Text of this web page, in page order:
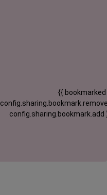
{{ bookmarked
config.sharing.bookmark.add